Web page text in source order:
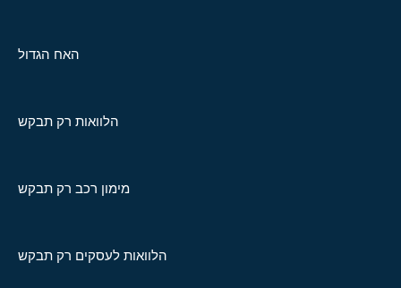
האח הגדול
הלוואות רק תבקש
מימון רכב רק תבקש
הלוואות לעסקים רק תבקש